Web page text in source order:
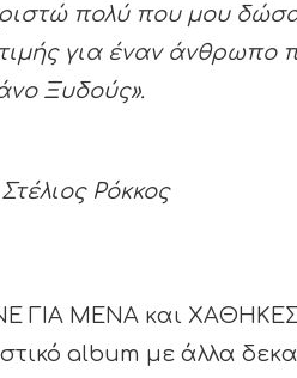
πολύ που μου
για έναν άνθρωπο
Ξυδούς».
Ρόκκος
ΓΙΑ ΜΕΝΑ και
album με άλλα